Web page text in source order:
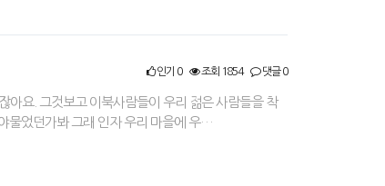
인기 0 조회 1854 댓글 0
아요. 그것보고 이북사람들이 우리 젊은 사람들을 착
물었던가봐 그래 인자 우리 마을에 우…